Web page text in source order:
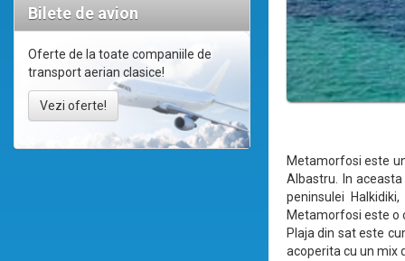
Bilete de avion
Oferte de la toate companiile de
transport aerian clasice!
Vezi oferte!
Metamorfosi este
Albastru. In
peninsulei
Metamorfosi este o
Plaja din sat este
acoperita cu un mix